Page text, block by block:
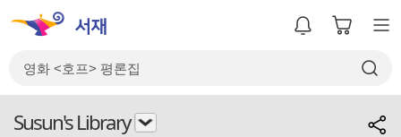
Susun's Library